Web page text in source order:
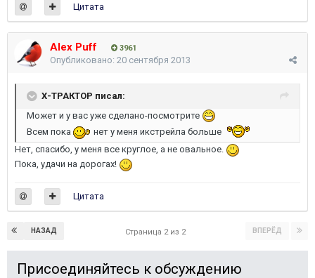
Цитата
Alex Puff 3961
Опубликовано: 20 сентября 2013
Х-ТРАКТОР писал:
Может и у вас уже сделано-посмотрите
Всем пока
нет у меня икстрейла больше
Нет, спасибо, у меня все круглое, а не овальное.
Пока, удачи на дорогах!
Цитата
НАЗАД ВПЕРЁД
Страница 2 из 2
Присоединяйтесь к обсуждению